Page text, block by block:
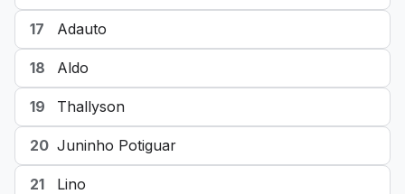
17 Adauto
18 Aldo
19 Thallyson
20 Juninho Potiguar
21 Lino